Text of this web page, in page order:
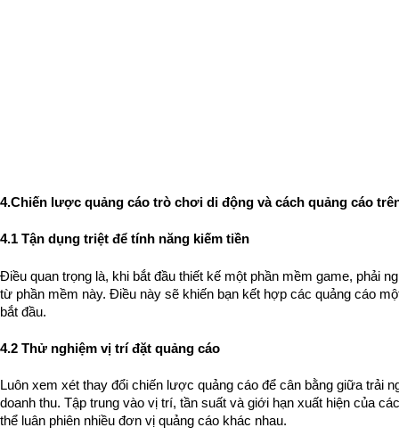
4.Chiến lược quảng cáo trò chơi di động và cách quảng cáo
4.1 Tận dụng triệt để tính năng kiếm tiền
Điều quan trọng là, khi bắt đầu thiết kế một phần mềm game, phải
từ phần mềm này. Điều này sẽ khiến bạn kết hợp các quảng cáo
bắt đầu.
4.2 Thử nghiệm vị trí đặt quảng cáo
Luôn xem xét thay đổi chiến lược quảng cáo để cân bằng giữa trải
doanh thu. Tập trung vào vị trí, tần suất và giới hạn xuất hiện của
thể luân phiên nhiều đơn vị quảng cáo khác nhau.